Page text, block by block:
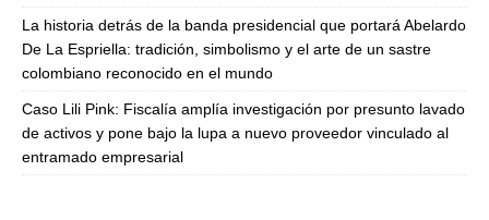
La historia detrás de la banda presidencial que portará Abelardo
De La Espriella: tradición, simbolismo y el arte de un sastre
colombiano reconocido en el mundo
Caso Lili Pink: Fiscalía amplía investigación por presunto lavado
de activos y pone bajo la lupa a nuevo proveedor vinculado al
entramado empresarial